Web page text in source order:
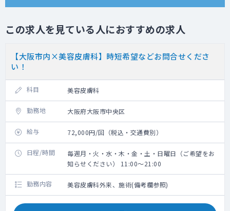
この求人を見ている人におすすめの求人
【大阪市内×美容皮膚科】時短希望などお問合せくださ
い！
科目 美容皮膚科
勤務地 大阪府大阪市中央区
給与 72,000円/回（税込・交通費別）
日程/時間
毎週月・火・水・木・金・土・日曜日（ご希望をお
知らせください） 11:00～21:00
勤務内容 美容皮膚科外来、施術(備考欄参照)